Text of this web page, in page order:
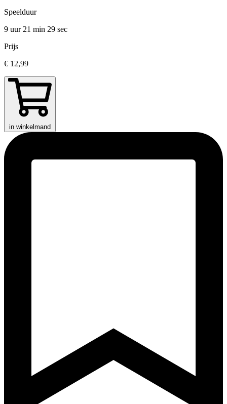
Speelduur
9 uur 21 min 29 sec
Prijs
€ 12,99
in winkelmand